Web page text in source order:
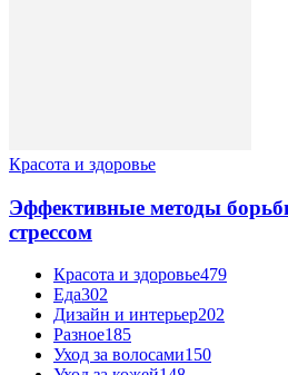
Красота и здоровье
Эффективные методы
стрессом
Красота и здоровье479
Еда302
Дизайн и интерьер202
Разное185
Уход за волосами150